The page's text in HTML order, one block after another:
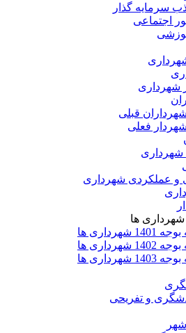
سرمایه گذار
اجتماعی
شهرداری
قبلی
فعلی
شهرداری
و عملکردی شهرداری
ها
شهرداری ها
شهرداری ها
شهرداری ها
و تفریحی